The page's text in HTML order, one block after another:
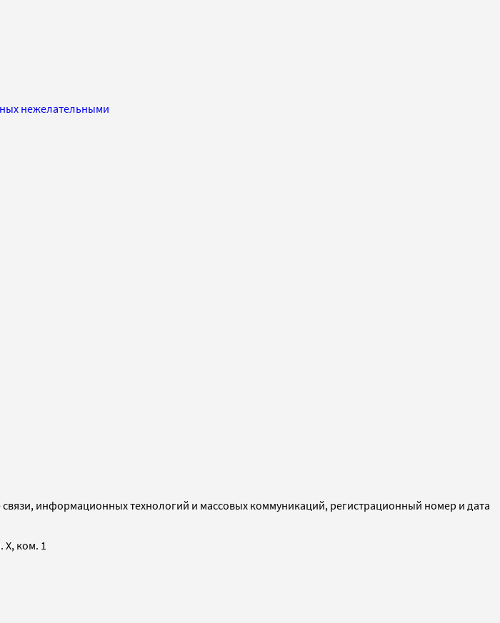
нежелательными
информационных технологий и массовых коммуникаций, регистрационный номер и дата
X, ком. 1